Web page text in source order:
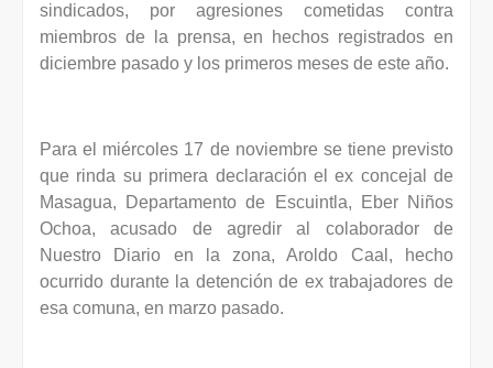
sindicados, por agresiones cometidas contra
miembros de la prensa, en hechos registrados en
diciembre pasado y los primeros meses de este año.
Para el miércoles 17 de noviembre se tiene previsto
que rinda su primera declaración el ex concejal de
Masagua, Departamento de Escuintla, Eber Niños
Ochoa, acusado de agredir al colaborador de
Nuestro Diario en la zona, Aroldo Caal, hecho
ocurrido durante la detención de ex trabajadores de
esa comuna, en marzo pasado.